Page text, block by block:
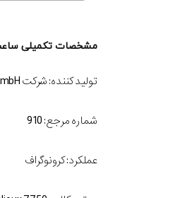
مشخصات تکمیلی
تولید کننده: شرکت Sinn Spezial Uhren GmbH
شماره مرجع: 910
عملکرد: کرونوگراف